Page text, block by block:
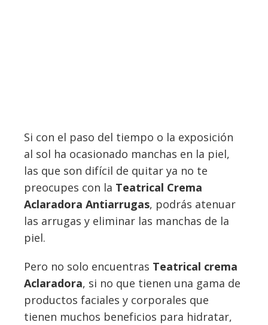
Si con el paso del tiempo o la exposición
al sol ha ocasionado manchas en la piel,
las que son difícil de quitar ya no te
preocupes con la Teatrical Crema
Aclaradora Antiarrugas, podrás atenuar
las arrugas y eliminar las manchas de la
piel.
Pero no solo encuentras Teatrical crema
Aclaradora, si no que tienen una gama de
productos faciales y corporales que
tienen muchos beneficios para hidratar,